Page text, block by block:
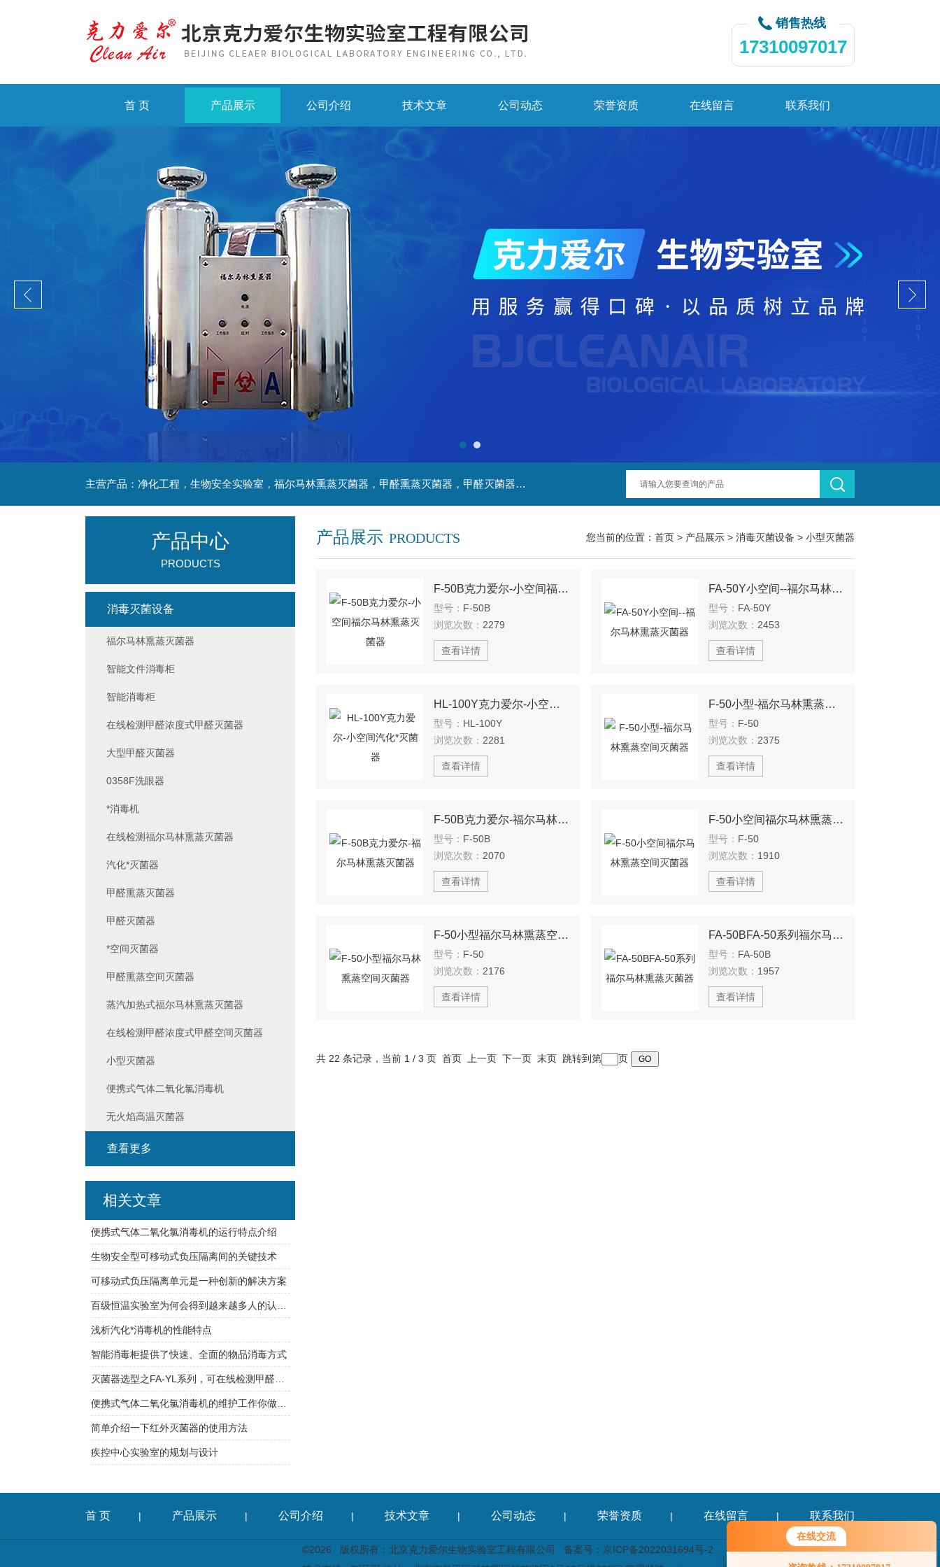
在线交流
销售热线
17310097017
首 页 产品展示 公司介绍 技术文章 公司动态 荣誉资质 在线留言 联系我们
主营产品：净化工程，生物安全实验室，福尔马林熏蒸灭菌器，甲醛熏蒸灭菌器，甲醛灭菌器，灭菌器，不锈钢家具，不锈钢防爆酒精灯，污水处理系统，无火焰高温灭菌器，净化工程，百级恒温实验室，洁净工程，
产品展示 PRODUCTS 您当前的位置： 首页 > 产品展示 > 消毒灭菌设备 > 小型灭菌器
F-50B克力爱尔-小空间福尔马林熏蒸灭菌器
型号： F-50B
浏览次数： 2279
查看详情
FA-50Y小空间--福尔马林熏蒸灭菌器
型号： FA-50Y
浏览次数： 2453
查看详情
HL-100Y克力爱尔-小空间汽化*灭菌器
型号： HL-100Y
浏览次数： 2281
查看详情
F-50小型-福尔马林熏蒸空间灭菌器
型号： F-50
浏览次数： 2375
查看详情
F-50B克力爱尔-福尔马林熏蒸灭菌器
型号： F-50B
浏览次数： 2070
查看详情
F-50小空间福尔马林熏蒸空间灭菌器
型号： F-50
浏览次数： 1910
查看详情
F-50小型福尔马林熏蒸空间灭菌器
型号： F-50
浏览次数： 2176
查看详情
FA-50BFA-50系列福尔马林熏蒸灭菌器
型号： FA-50B
浏览次数： 1957
查看详情
共 22 条记录，当前 1 / 3 页 首页 上一页 下一页 末页 跳转到第 页
产品中心
PRODUCTS
消毒灭菌设备
福尔马林熏蒸灭菌器
智能文件消毒柜
智能消毒柜
在线检测甲醛浓度式甲醛灭菌器
大型甲醛灭菌器
0358F洗眼器
*消毒机
在线检测福尔马林熏蒸灭菌器
汽化*灭菌器
甲醛熏蒸灭菌器
甲醛灭菌器
*空间灭菌器
甲醛熏蒸空间灭菌器
蒸汽加热式福尔马林熏蒸灭菌器
在线检测甲醛浓度式甲醛空间灭菌器
小型灭菌器
便携式气体二氧化氯消毒机
无火焰高温灭菌器
查看更多
相关文章
便携式气体二氧化氯消毒机的运行特点介绍
生物安全型可移动式负压隔离间的关键技术
可移动式负压隔离单元是一种创新的解决方案
浅析汽化*消毒机的性能特点
智能消毒柜提供了快速、全面的物品消毒方式
灭菌器选型之FA-YL系列，可在线检测甲醛浓度！
便携式气体二氧化氯消毒机的维护工作你做对了吗
简单介绍一下红外灭菌器的使用方法
疾控中心实验室的规划与设计
首 页 | 产品展示 | 公司介绍 | 技术文章 | 公司动态 | 荣誉资质 | 在线留言 | 联系我们
©2026 版权所有：北京克力爱尔生物实验室工程有限公司 备案号：京ICP备2022031694号-2